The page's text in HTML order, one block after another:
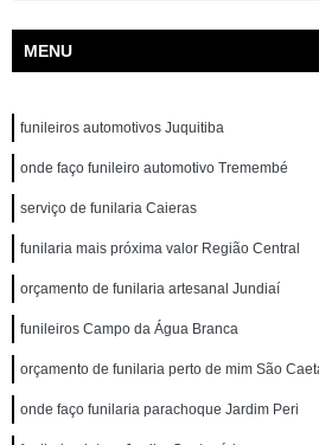
MENU
funileiros automotivos Juquitiba
onde faço funileiro automotivo Tremembé
serviço de funilaria Caieras
funilaria mais próxima valor Região Central
orçamento de funilaria artesanal Jundiaí
funileiros Campo da Água Branca
orçamento de funilaria perto de mim São
onde faço funilaria parachoque Jardim Peri